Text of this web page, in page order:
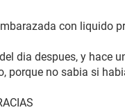
con liquido
dia despues, y hace
porque no sabia si